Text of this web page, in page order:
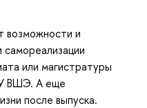
возможности и
или магистратуры
ВШЭ. А еще
после выпуска.